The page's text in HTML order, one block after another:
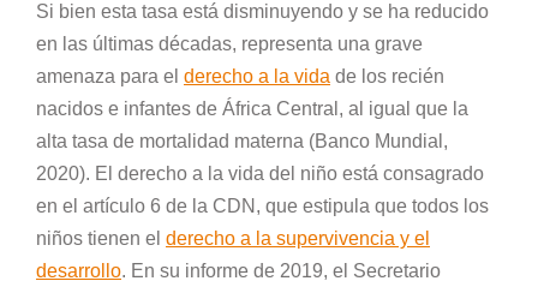
Si bien esta tasa está disminuyendo y se ha reducido
en las últimas décadas, representa una grave
amenaza para el derecho a la vida de los recién
nacidos e infantes de África Central, al igual que la
alta tasa de mortalidad materna (Banco Mundial,
2020). El derecho a la vida del niño está consagrado
en el artículo 6 de la CDN, que estipula que todos los
niños tienen el derecho a la supervivencia y el
desarrollo. En su informe de 2019, el Secretario